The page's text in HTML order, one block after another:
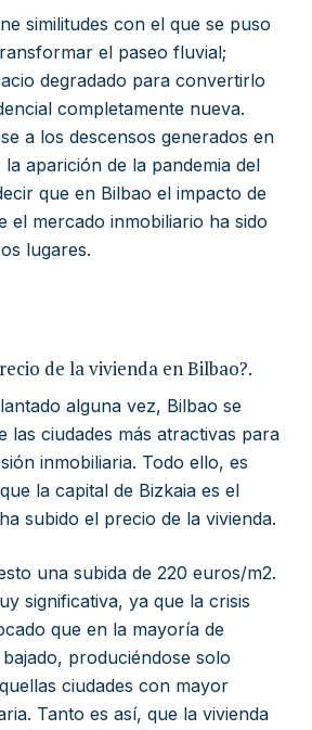
similitudes con el que se puso
el paseo fluvial;
degradado para convertirlo
completamente nueva.
a los descensos generados en
aparición de la pandemia del
que en Bilbao el impacto de
el mercado inmobiliario ha sido
lugares.
de la vivienda en Bilbao?.
alguna vez, Bilbao se
las ciudades más atractivas para
inmobiliaria. Todo ello, es
la capital de Bizkaia es el
subido el precio de la vivienda.
una subida de 220 euros/m2.
significativa, ya que la crisis
que en la mayoría de
produciéndose solo
ciudades con mayor
Tanto es así, que la vivienda